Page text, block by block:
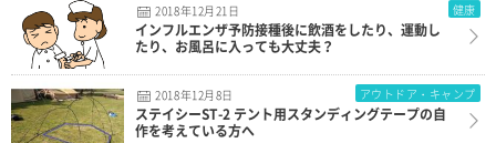
2018年12月21日 健康
インフルエンザ予防接種後に飲酒をしたり、運動し
たり、お風呂に入っても大丈夫？
2018年12月8日 アウトドア・キャンプ
ステイシーST-2 テント用スタンディングテープの自
作を考えている方へ